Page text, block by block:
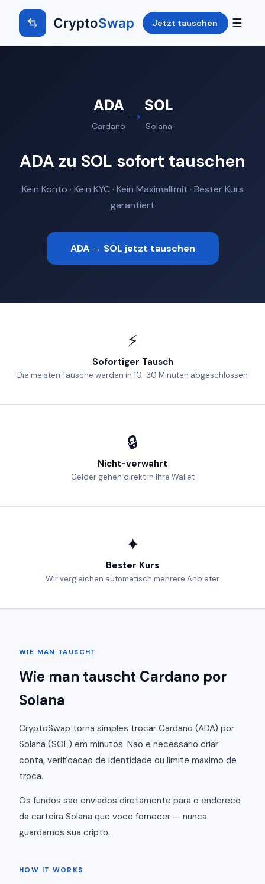
CryptoSwap Jetzt tauschen ☰
ADA
Cardano
→ SOL
Solana
ADA zu SOL sofort tauschen
Kein Konto · Kein KYC · Kein Maximallimit · Bester Kurs
garantiert
ADA → SOL jetzt tauschen
⚡
Sofortiger Tausch
Die meisten Tausche werden in 10-30 Minuten abgeschlossen
🔒
Nicht-verwahrt
Gelder gehen direkt in Ihre Wallet
✦
Bester Kurs
Wir vergleichen automatisch mehrere Anbieter
WIE MAN TAUSCHT
Wie man tauscht Cardano por
Solana
CryptoSwap torna simples trocar Cardano (ADA) por
Solana (SOL) em minutos. Nao e necessario criar
conta, verificacao de identidade ou limite maximo de
troca.
Os fundos sao enviados diretamente para o endereco
da carteira Solana que voce fornecer — nunca
guardamos sua cripto.
HOW IT WORKS